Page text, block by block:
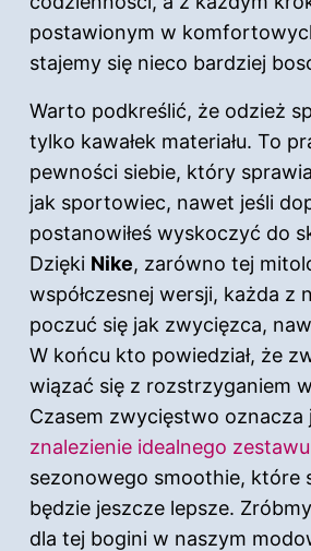
postawionym w
stajemy się nieco bardziej
Warto podkreślić, że odzież
tylko kawałek materiału. To
pewności siebie, który
jak sportowiec, nawet jeśli
postanowiłeś wyskoczyć do
Dzięki Nike, zarówno tej
współczesnej wersji, każda z
poczuć się jak zwycięzca,
W końcu kto powiedział, że
wiązać się z rozstrzyganiem
Czasem zwycięstwo oznacza
znalezienie idealnego
sezonowego smoothie, które
będzie jeszcze lepsze.
dla tej bogini w naszym